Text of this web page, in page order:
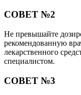
СОВЕТ №2
Не превышайте
рекомендованную
лекарственного
специалистом.
СОВЕТ №3